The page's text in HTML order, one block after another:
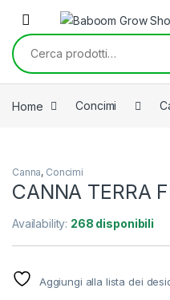
Skip to navigation
Skip to content
Cerca:
Home Concimi
Canna, Concimi
CANNA TERRA
Availability: 268 disponibili
Aggiungi alla lista dei